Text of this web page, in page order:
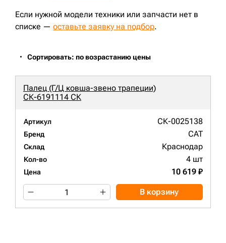
Если нужной модели техники или запчасти нет в
списке — оставьте заявку на подбор.
Сортировать: по возрастанию цены
Палец (Г/Ц ковша-звено трапеции)
СК-6191114 СК
Артикул СК-0025138
Бренд CAT
Склад Краснодар
Кол-во 4 шт
Цена 10 619 ₽
В корзину